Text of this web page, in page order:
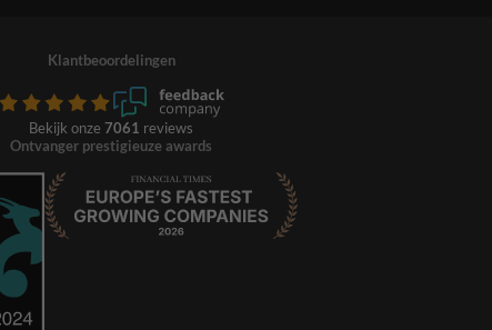
Klantbeoordelingen
Bekijk onze 7061 reviews
Ontvanger prestigieuze awards